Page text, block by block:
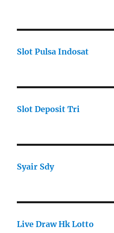
Slot Pulsa Indosat
Slot Deposit Tri
Syair Sdy
Live Draw Hk Lotto